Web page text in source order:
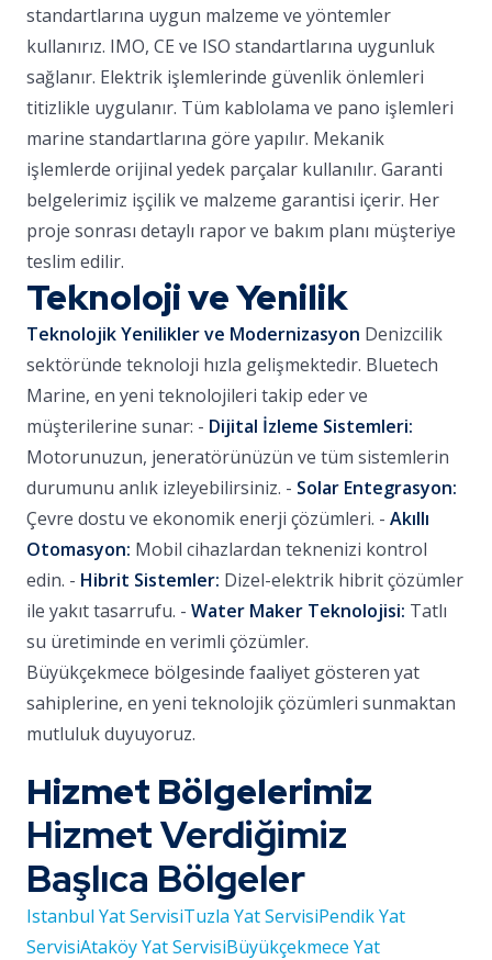
standartlarına uygun malzeme ve yöntemler
kullanırız. IMO, CE ve ISO standartlarına uygunluk
sağlanır. Elektrik işlemlerinde güvenlik önlemleri
titizlikle uygulanır. Tüm kablolama ve pano işlemleri
marine standartlarına göre yapılır. Mekanik
işlemlerde orijinal yedek parçalar kullanılır. Garanti
belgelerimiz işçilik ve malzeme garantisi içerir. Her
proje sonrası detaylı rapor ve bakım planı müşteriye
teslim edilir.
Teknoloji ve Yenilik
Teknolojik Yenilikler ve Modernizasyon Denizcilik
sektöründe teknoloji hızla gelişmektedir. Bluetech
Marine, en yeni teknolojileri takip eder ve
müşterilerine sunar: - Dijital İzleme Sistemleri:
Motorunuzun, jeneratörünüzün ve tüm sistemlerin
durumunu anlık izleyebilirsiniz. - Solar Entegrasyon:
Çevre dostu ve ekonomik enerji çözümleri. - Akıllı
Otomasyon: Mobil cihazlardan teknenizi kontrol
edin. - Hibrit Sistemler: Dizel-elektrik hibrit çözümler
ile yakıt tasarrufu. - Water Maker Teknolojisi: Tatlı
su üretiminde en verimli çözümler.
Büyükçekmece bölgesinde faaliyet gösteren yat
sahiplerine, en yeni teknolojik çözümleri sunmaktan
mutluluk duyuyoruz.
Hizmet Bölgelerimiz
Hizmet Verdiğimiz
Başlıca Bölgeler
Istanbul Yat ServisiTuzla Yat ServisiPendik Yat
ServisiAtaköy Yat ServisiBüyükçekmece Yat